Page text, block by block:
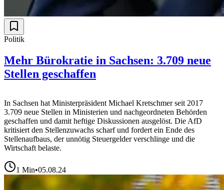
Politik
Mehr Bürokratie in Sachsen: 3.709 neue
Stellen geschaffen
In Sachsen hat Ministerpräsident Michael Kretschmer seit 2017
3.709 neue Stellen in Ministerien und nachgeordneten Behörden
geschaffen und damit heftige Diskussionen ausgelöst. Die AfD
kritisiert den Stellenzuwachs scharf und fordert ein Ende des
Stellenaufbaus, der unnötig Steuergelder verschlinge und die
Wirtschaft belaste.
1 Min•05.08.24